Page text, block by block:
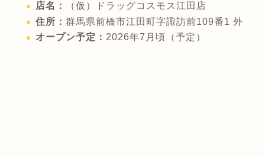
店名：
（仮）ドラッグコスモス江田店
住所： 群馬県前橋市江田町字諏訪前109番1 外
オープン予定： 2026年7月頃（予定）